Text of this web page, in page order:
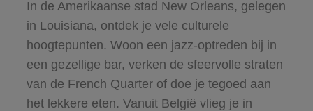
In de Amerikaanse stad New Orleans, gelegen
in Louisiana, ontdek je vele culturele
hoogtepunten. Woon een jazz-optreden bij in
een gezellige bar, verken de sfeervolle straten
van de French Quarter of doe je tegoed aan
het lekkere eten. Vanuit België vlieg je in